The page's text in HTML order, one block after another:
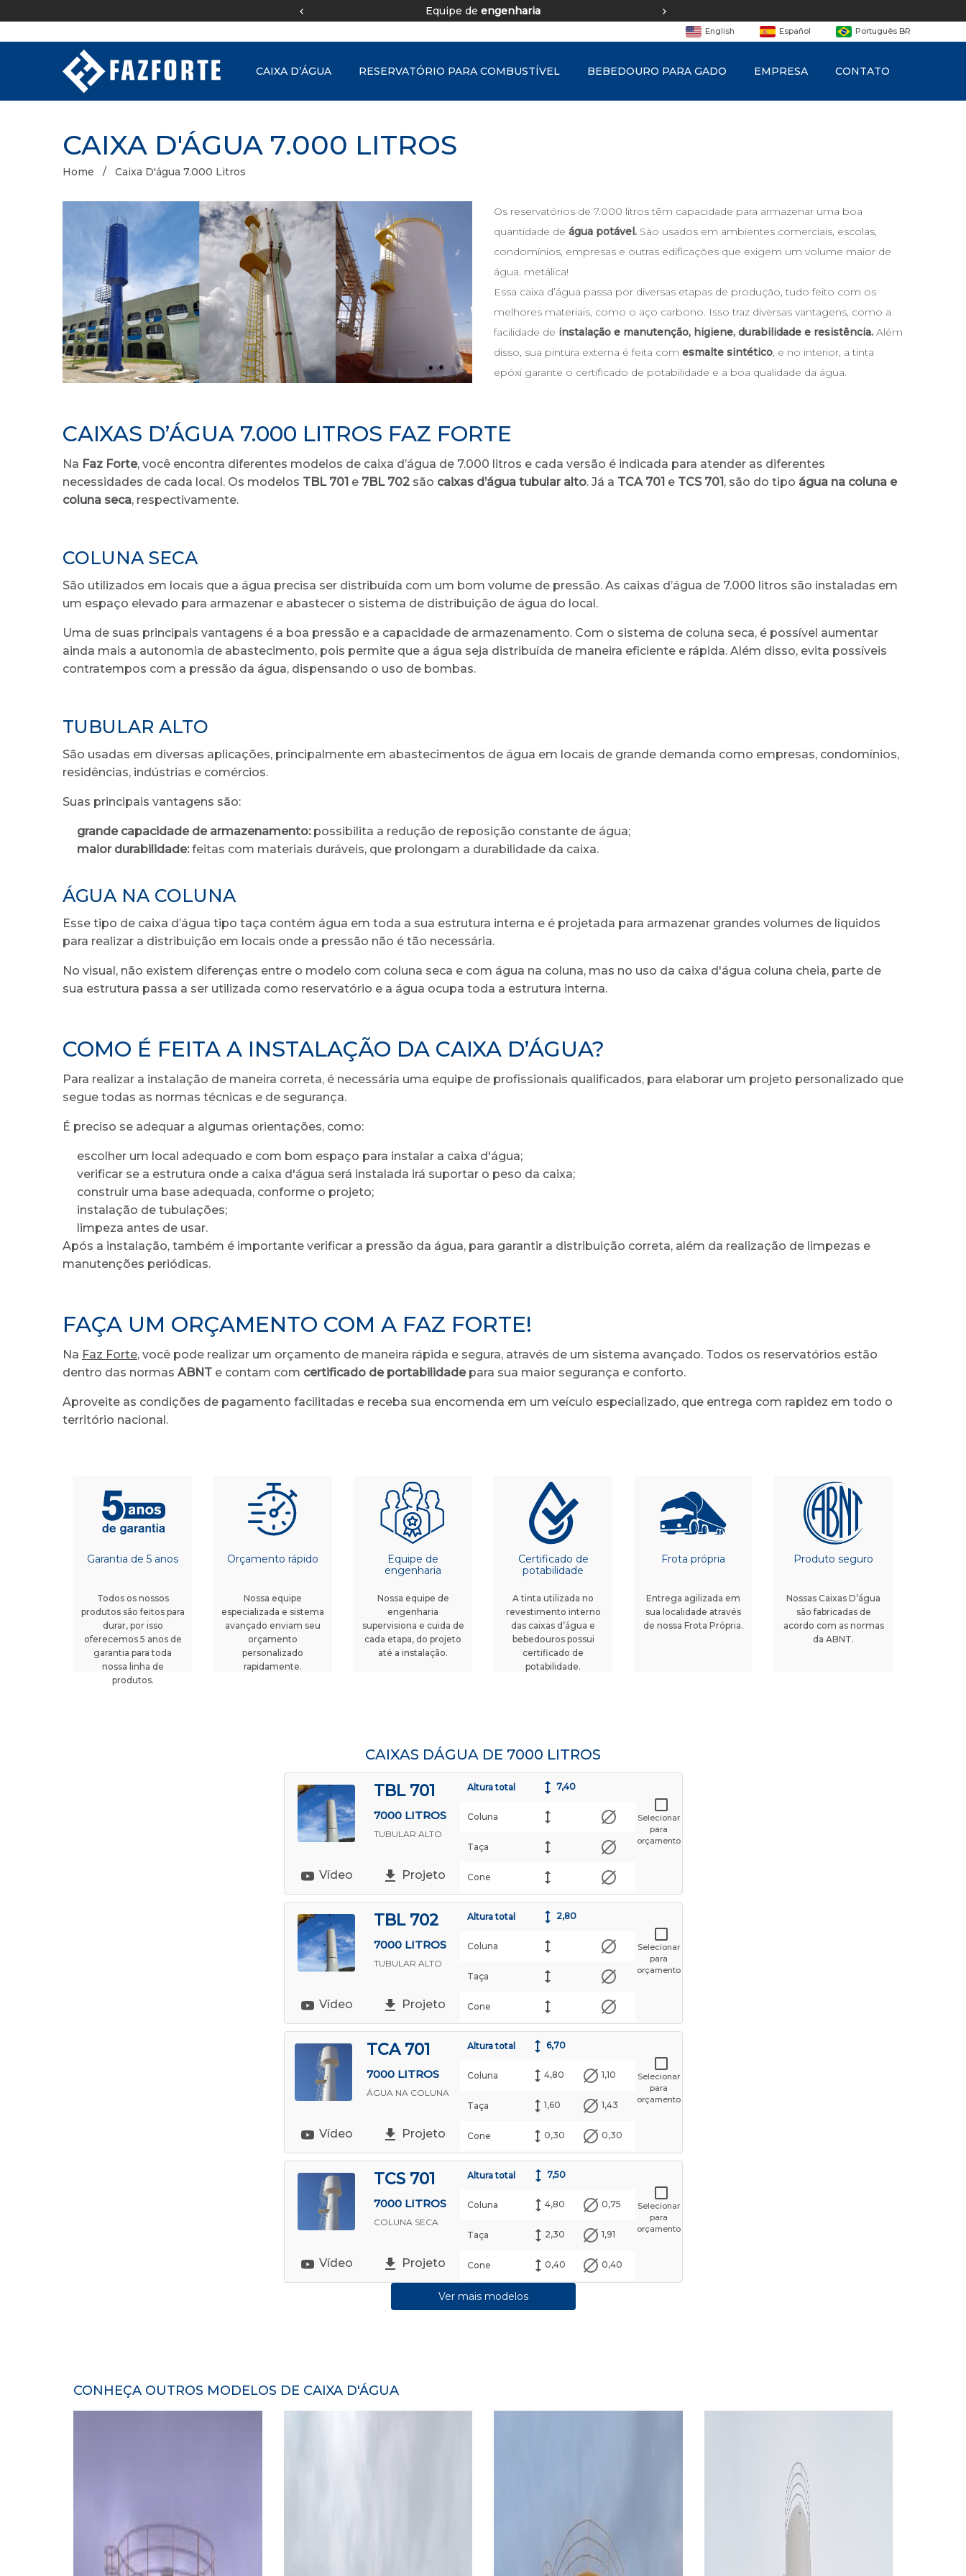
Certificadode potabilidade
English Español Português BR
CAIXA D’ÁGUA RESERVATÓRIO PARA COMBUSTÍVEL BEBEDOURO PARA GADO EMPRESA CONTATO
CAIXA D'ÁGUA 7.000 LITROS
Home Caixa D'água 7.000 Litros
Os reservatórios de 7.000 litros têm capacidade para armazenar uma boa
quantidade de água potável. São usados em ambientes comerciais, escolas,
condomínios, empresas e outras edificações que exigem um volume maior de
água. metálica!
Essa caixa d’água passa por diversas etapas de produção, tudo feito com os
melhores materiais, como o aço carbono. Isso traz diversas vantagens, como a
facilidade de instalação e manutenção, higiene, durabilidade e resistência. Além
disso, sua pintura externa é feita com esmalte sintético, e no interior, a tinta
epóxi garante o certificado de potabilidade e a boa qualidade da água.
CAIXAS D’ÁGUA 7.000 LITROS FAZ FORTE
Na Faz Forte, você encontra diferentes modelos de caixa d’água de 7.000 litros e cada versão é indicada para atender as diferentes
necessidades de cada local. Os modelos TBL 701 e 7BL 702 são caixas d’água tubular alto. Já a TCA 701 e TCS 701, são do tipo água na coluna e
coluna seca, respectivamente.
COLUNA SECA
São utilizados em locais que a água precisa ser distribuída com um bom volume de pressão. As caixas d’água de 7.000 litros são instaladas em
um espaço elevado para armazenar e abastecer o sistema de distribuição de água do local.
Uma de suas principais vantagens é a boa pressão e a capacidade de armazenamento. Com o sistema de coluna seca, é possível aumentar
ainda mais a autonomia de abastecimento, pois permite que a água seja distribuída de maneira eficiente e rápida. Além disso, evita possíveis
contratempos com a pressão da água, dispensando o uso de bombas.
TUBULAR ALTO
São usadas em diversas aplicações, principalmente em abastecimentos de água em locais de grande demanda como empresas, condomínios,
residências, indústrias e comércios.
Suas principais vantagens são:
grande capacidade de armazenamento:possibilita a redução de reposição constante de água;
maior durabilidade:feitas com materiais duráveis, que prolongam a durabilidade da caixa.
ÁGUA NA COLUNA
Esse tipo de caixa d’água tipo taça contém água em toda a sua estrutura interna e é projetada para armazenar grandes volumes de líquidos
para realizar a distribuição em locais onde a pressão não é tão necessária.
No visual, não existem diferenças entre o modelo com coluna seca e com água na coluna, mas no uso da caixa d'água coluna cheia, parte de
sua estrutura passa a ser utilizada como reservatório e a água ocupa toda a estrutura interna.
COMO É FEITA A INSTALAÇÃO DA CAIXA D’ÁGUA?
Para realizar a instalação de maneira correta, é necessária uma equipe de profissionais qualificados, para elaborar um projeto personalizado que
segue todas as normas técnicas e de segurança.
É preciso se adequar a algumas orientações, como:
escolher um local adequado e com bom espaço para instalar a caixa d'água;
verificar se a estrutura onde a caixa d'água será instalada irá suportar o peso da caixa;
construir uma base adequada, conforme o projeto;
instalação de tubulações;
limpeza antes de usar.
Após a instalação, também é importante verificar a pressão da água, para garantir a distribuição correta, além da realização de limpezas e
manutenções periódicas.
FAÇA UM ORÇAMENTO COM A FAZ FORTE!
Na Faz Forte, você pode realizar um orçamento de maneira rápida e segura, através de um sistema avançado. Todos os reservatórios estão
dentro das normas ABNT e contam com certificado de portabilidadepara sua maior segurança e conforto.
Aproveite as condições de pagamento facilitadas e receba sua encomenda em um veículo especializado, que entrega com rapidez em todo o
território nacional.
Garantia de 5 anos
Todos os nossos
produtos são feitos para
durar, por isso
oferecemos 5 anos de
garantia para toda
nossa linha de
produtos.
Orçamento rápido
Nossa equipe
especializada e sistema
avançado enviam seu
orçamento
personalizado
rapidamente.
Equipe de
engenharia
Nossa equipe de
engenharia
supervisiona e cuida de
cada etapa, do projeto
até a instalação.
Certificado de
potabilidade
A tinta utilizada no
revestimento interno
das caixas d’água e
bebedouros possui
certificado de
potabilidade.
Frota própria
Entrega agilizada em
sua localidade através
de nossa Frota Própria.
Produto seguro
Nossas Caixas D’água
são fabricadas de
acordo com as normas
da ABNT.
CAIXAS DÁGUA DE 7000 LITROS
TBL 701
7000 LITROS
TUBULAR ALTO
Vídeo Projeto
Altura total 7,40
Coluna
Taça
Cone
Selecionar
para
orçamento
TBL 702
7000 LITROS
TUBULAR ALTO
Vídeo Projeto
Altura total 2,80
Coluna
Taça
Cone
Selecionar
para
orçamento
TCA 701
7000 LITROS
ÁGUA NA COLUNA
Vídeo Projeto
Altura total 6,70
Coluna 4,80 1,10
Taça 1,60 1,43
Cone 0,30 0,30
Selecionar
para
orçamento
TCS 701
7000 LITROS
COLUNA SECA
Vídeo Projeto
Altura total 7,50
Coluna 4,80 0,75
Taça 2,30 1,91
Cone 0,40 0,40
Selecionar
para
orçamento
Ver mais modelos
CONHEÇA OUTROS MODELOS DE CAIXA D'ÁGUA